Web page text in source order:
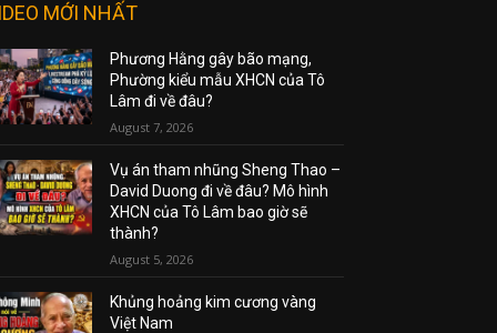
MỚI NHẤT
Phương Hằng gây bão mạng,
Phường kiểu mẫu XHCN của Tô
Lâm đi về đâu?
August 7, 2026
Vụ án tham nhũng Sheng Thao –
David Duong đi về đâu? Mô hình
XHCN của Tô Lâm bao giờ sẽ
thành?
August 5, 2026
Khủng hoảng kim cương vàng
Việt Nam